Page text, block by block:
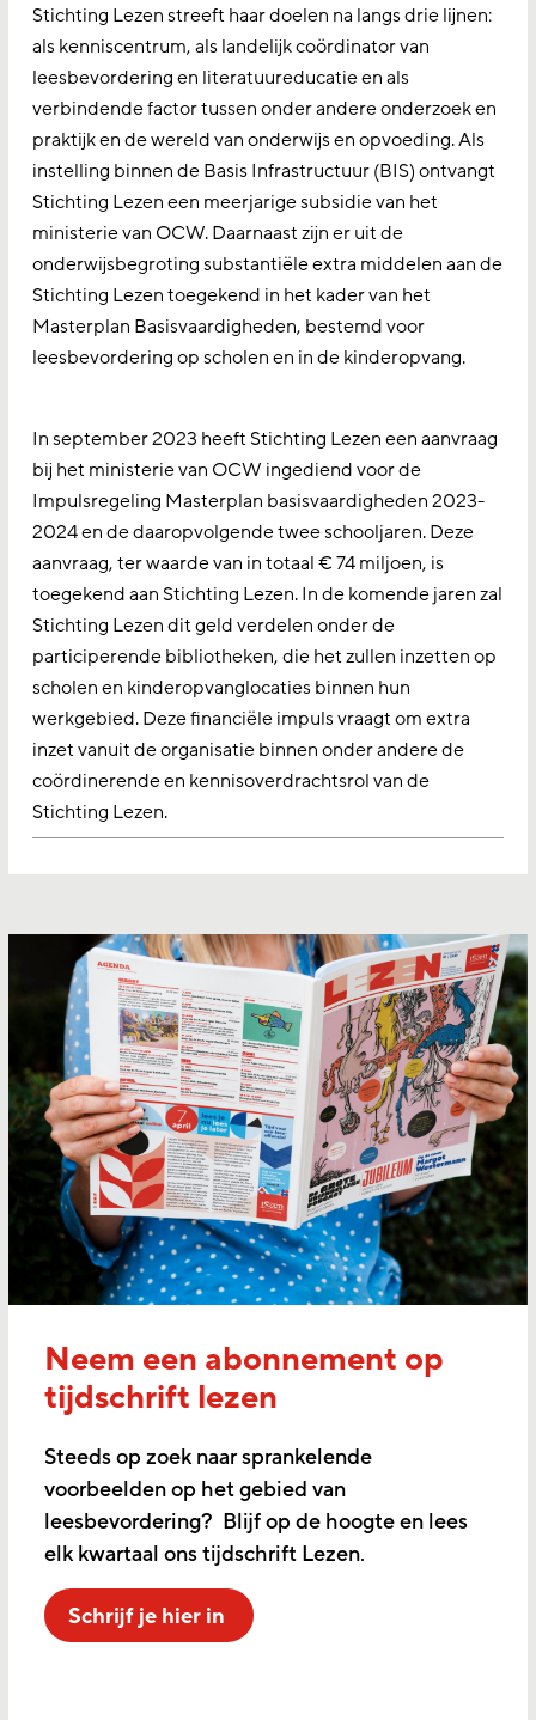
Stichting Lezen streeft haar doelen na langs drie lijnen:
als kenniscentrum, als landelijk coördinator van
leesbevordering en literatuureducatie en als
verbindende factor tussen onder andere onderzoek en
praktijk en de wereld van onderwijs en opvoeding. Als
instelling binnen de Basis Infrastructuur (BIS) ontvangt
Stichting Lezen een meerjarige subsidie van het
ministerie van OCW. Daarnaast zijn er uit de
onderwijsbegroting substantiële extra middelen aan de
Stichting Lezen toegekend in het kader van het
Masterplan Basisvaardigheden, bestemd voor
leesbevordering op scholen en in de kinderopvang.
In september 2023 heeft Stichting Lezen een aanvraag
bij het ministerie van OCW ingediend voor de
Impulsregeling Masterplan basisvaardigheden 2023-
2024 en de daaropvolgende twee schooljaren. Deze
aanvraag, ter waarde van in totaal € 74 miljoen, is
toegekend aan Stichting Lezen. In de komende jaren zal
Stichting Lezen dit geld verdelen onder de
participerende bibliotheken, die het zullen inzetten op
scholen en kinderopvanglocaties binnen hun
werkgebied. Deze financiële impuls vraagt om extra
inzet vanuit de organisatie binnen onder andere de
coördinerende en kennisoverdrachtsrol van de
Stichting Lezen.
Neem een abonnement op
tijdschrift lezen
Steeds op zoek naar sprankelende
voorbeelden op het gebied van
leesbevordering? Blijf op de hoogte en lees
elk kwartaal ons tijdschrift Lezen.
Schrijf je hier in